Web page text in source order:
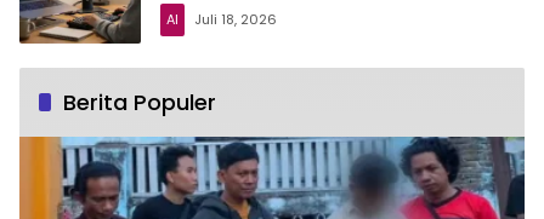
AI Juli 18, 2026
Berita Populer